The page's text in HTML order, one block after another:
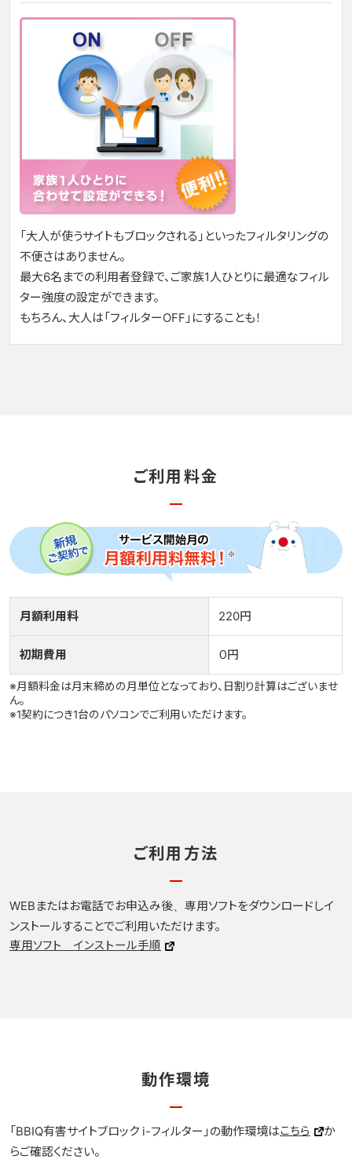
「大人が使うサイトもブロックされる」といったフィルタリングの
不便さはありません。
最大6名までの利用者登録で、ご家族1人ひとりに最適なフィル
ター強度の設定ができます。
もちろん、大人は「フィルターOFF」にすることも！
ご利用料金
月額利用料 220円
初期費用 ０円
※月額料金は月末締めの月単位となっており、日割り計算はございませ
ん。
※1契約につき1台のパソコンでご利用いただけます。
ご利用方法
WEBまたはお電話でお申込み後、専用ソフトをダウンロードしイ
ンストールすることでご利用いただけます。
専用ソフト インストール手順
動作環境
「BBIQ有害サイトブロック i-フィルター」の動作環境はこちら
か
らご確認ください。